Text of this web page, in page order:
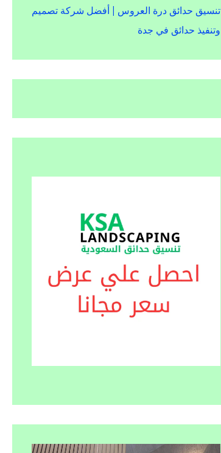
تنسيق حدائق درة العروس | أفضل شركة تصميم
وتنفيذ حدائق في جدة